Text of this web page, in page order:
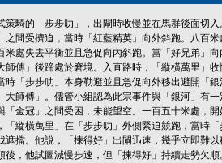
策騎的「步步叻」，出閘時收慢並在馬群後面切
之間受擠迫，當時「紅藍精英」向外斜跑。八百
米處失去平衡並且急促向內斜跑。當「好兄弟」
師傅」後蹄處於窘境。入直路時，「縱橫萬里」
時「步步叻」本身勒避並且急促向外移出避開「
大師傅」。儘管小組認為此宗事件與「銀河」有
「金冠」之間受困，未能望空。一百五十米處，
「縱橫萬里」在「步步叻」外側緊迫競跑，當時
遮擋。他說，「揀得好」出閘迅速，幾乎立即難
後，他試圖減慢步速，但「揀得好」持續走勢欠